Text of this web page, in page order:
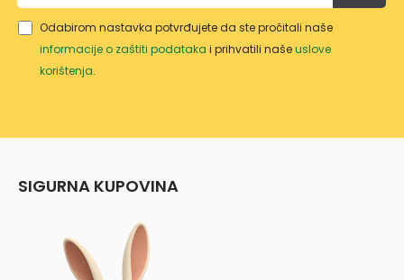
Odabirom nastavka potvrđujete da ste pročitali naše
informacije o zaštiti podataka i prihvatili našeuslove
korištenja.
SIGURNA KUPOVINA